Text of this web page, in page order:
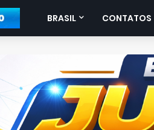
BRASIL CONTATOS